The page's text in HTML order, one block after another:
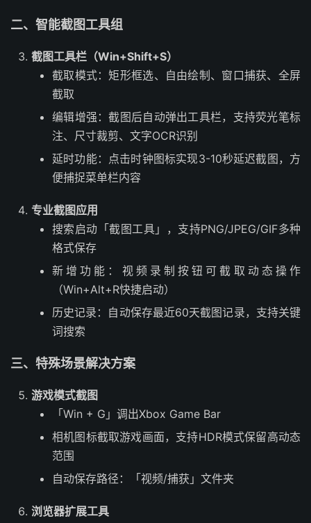
二、智能截图工具组
截图工具栏（Win+Shift+S）
截取模式：矩形框选、自由绘制、窗口捕获、全屏
截取
编辑增强：截图后自动弹出工具栏，支持荧光笔标
注、尺寸裁剪、文字OCR识别
延时功能：点击时钟图标实现3-10秒延迟截图，方
便捕捉菜单栏内容
专业截图应用
搜索启动「截图工具」，支持PNG/JPEG/GIF多种
格式保存
新增功能：视频录制按钮可截取动态操作
（Win+Alt+R快捷启动）
历史记录：自动保存最近60天截图记录，支持关键
词搜索
三、特殊场景解决方案
游戏模式截图
「Win + G」调出Xbox Game Bar
相机图标截取游戏画面，支持HDR模式保留高动态
范围
自动保存路径：「视频/捕获」文件夹
浏览器扩展工具